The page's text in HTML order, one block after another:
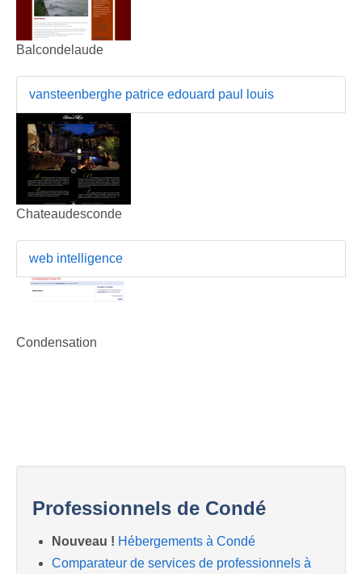
Balcondelaude
vansteenberghe patrice edouard paul louis
Chateaudesconde
web intelligence
Condensation
Professionnels de Condé
Nouveau ! Hébergements à Condé
Comparateur de services de professionnels à